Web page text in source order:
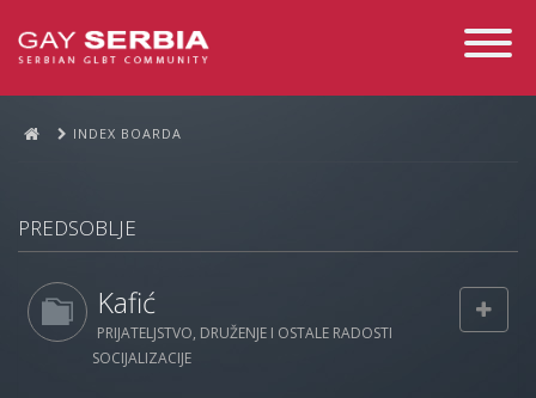
Toggle
INDEX BOARDA
PREDSOBLJE
Kafić
PRIJATELJSTVO, DRUŽENJE I OSTALE RADOSTI
SOCIJALIZACIJE